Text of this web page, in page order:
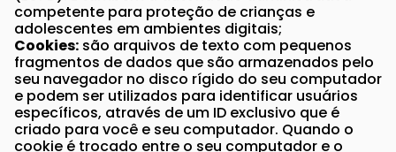
competente para proteção de crianças e
adolescentes em ambientes digitais;
Cookies: são arquivos de texto com pequenos
fragmentos de dados que são armazenados pelo
seu navegador no disco rígido do seu computador
e podem ser utilizados para identificar usuários
específicos, através de um ID exclusivo que é
criado para você e seu computador. Quando o
cookie é trocado entre o seu computador e o